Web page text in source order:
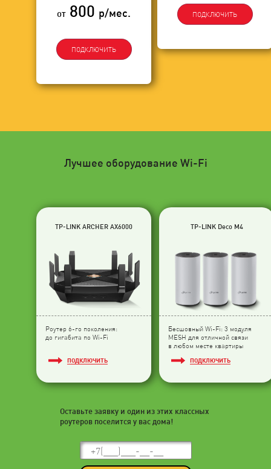
от 800 р/мес.
ПОДКЛЮЧИТЬ
ПОДКЛЮЧИТЬ
Лучшее оборудование Wi-Fi
TP-LINK ARCHER AX6000
Роутер 6-го поколения:
до гигабита по Wi-Fi
ПОДКЛЮЧИТЬ
TP-LINK Deco M4
Бесшовный Wi-Fi: 3 модуля
МESH для отличной связи
в любом месте квартиры
ПОДКЛЮЧИТЬ
Оставьте заявку и один из этих классных
роутеров поселится у вас дома!